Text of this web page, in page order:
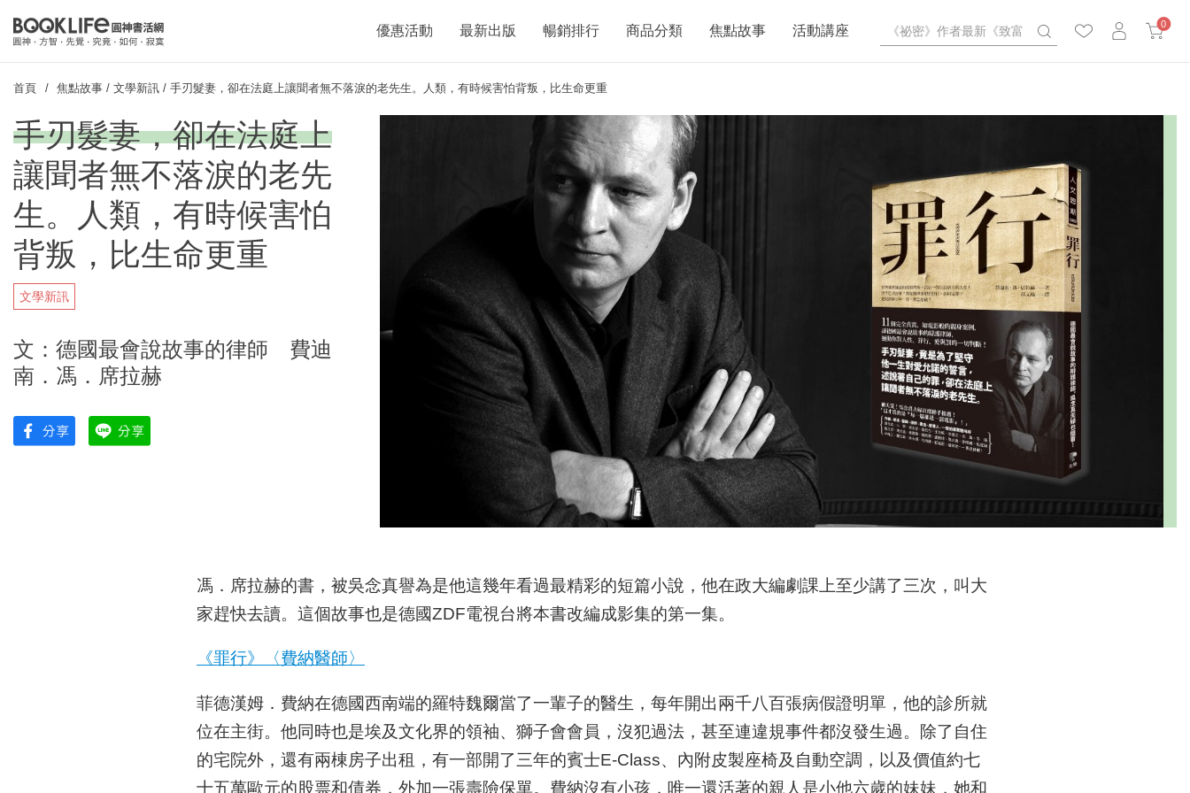
0
優惠活動 最新出版 暢銷排行 商品分類 焦點故事 活動講座
首頁 焦點故事 / 文學新訊 / 手刃髮妻，卻在法庭上讓聞者無不落淚的老先生。人類，有時候害怕背叛，比生命更重
手刃髮妻，卻在法庭上
讓聞者無不落淚的老先
生。人類，有時候害怕
背叛，比生命更重
文學新訊
文：德國最會說故事的律師 費迪
南．馮．席拉赫
馮．席拉赫的書，被吳念真譽為是他這幾年看過最精彩的短篇小說，他在政大編劇課上至少講了三次，叫大
家趕快去讀。這個故事也是德國ZDF電視台將本書改編成影集的第一集。
《罪行》〈費納醫師〉
菲德漢姆．費納在德國西南端的羅特魏爾當了一輩子的醫生，每年開出兩千八百張病假證明單，他的診所就
位在主街。他同時也是埃及文化界的領袖、獅子會會員，沒犯過法，甚至連違規事件都沒發生過。除了自住
的宅院外，還有兩棟房子出租，有一部開了三年的賓士E-Class、內附皮製座椅及自動空調，以及價值約七
十五萬歐元的股票和債券，外加一張壽險保單。費納沒有小孩，唯一還活著的親人是小他六歲的妹妹，她和